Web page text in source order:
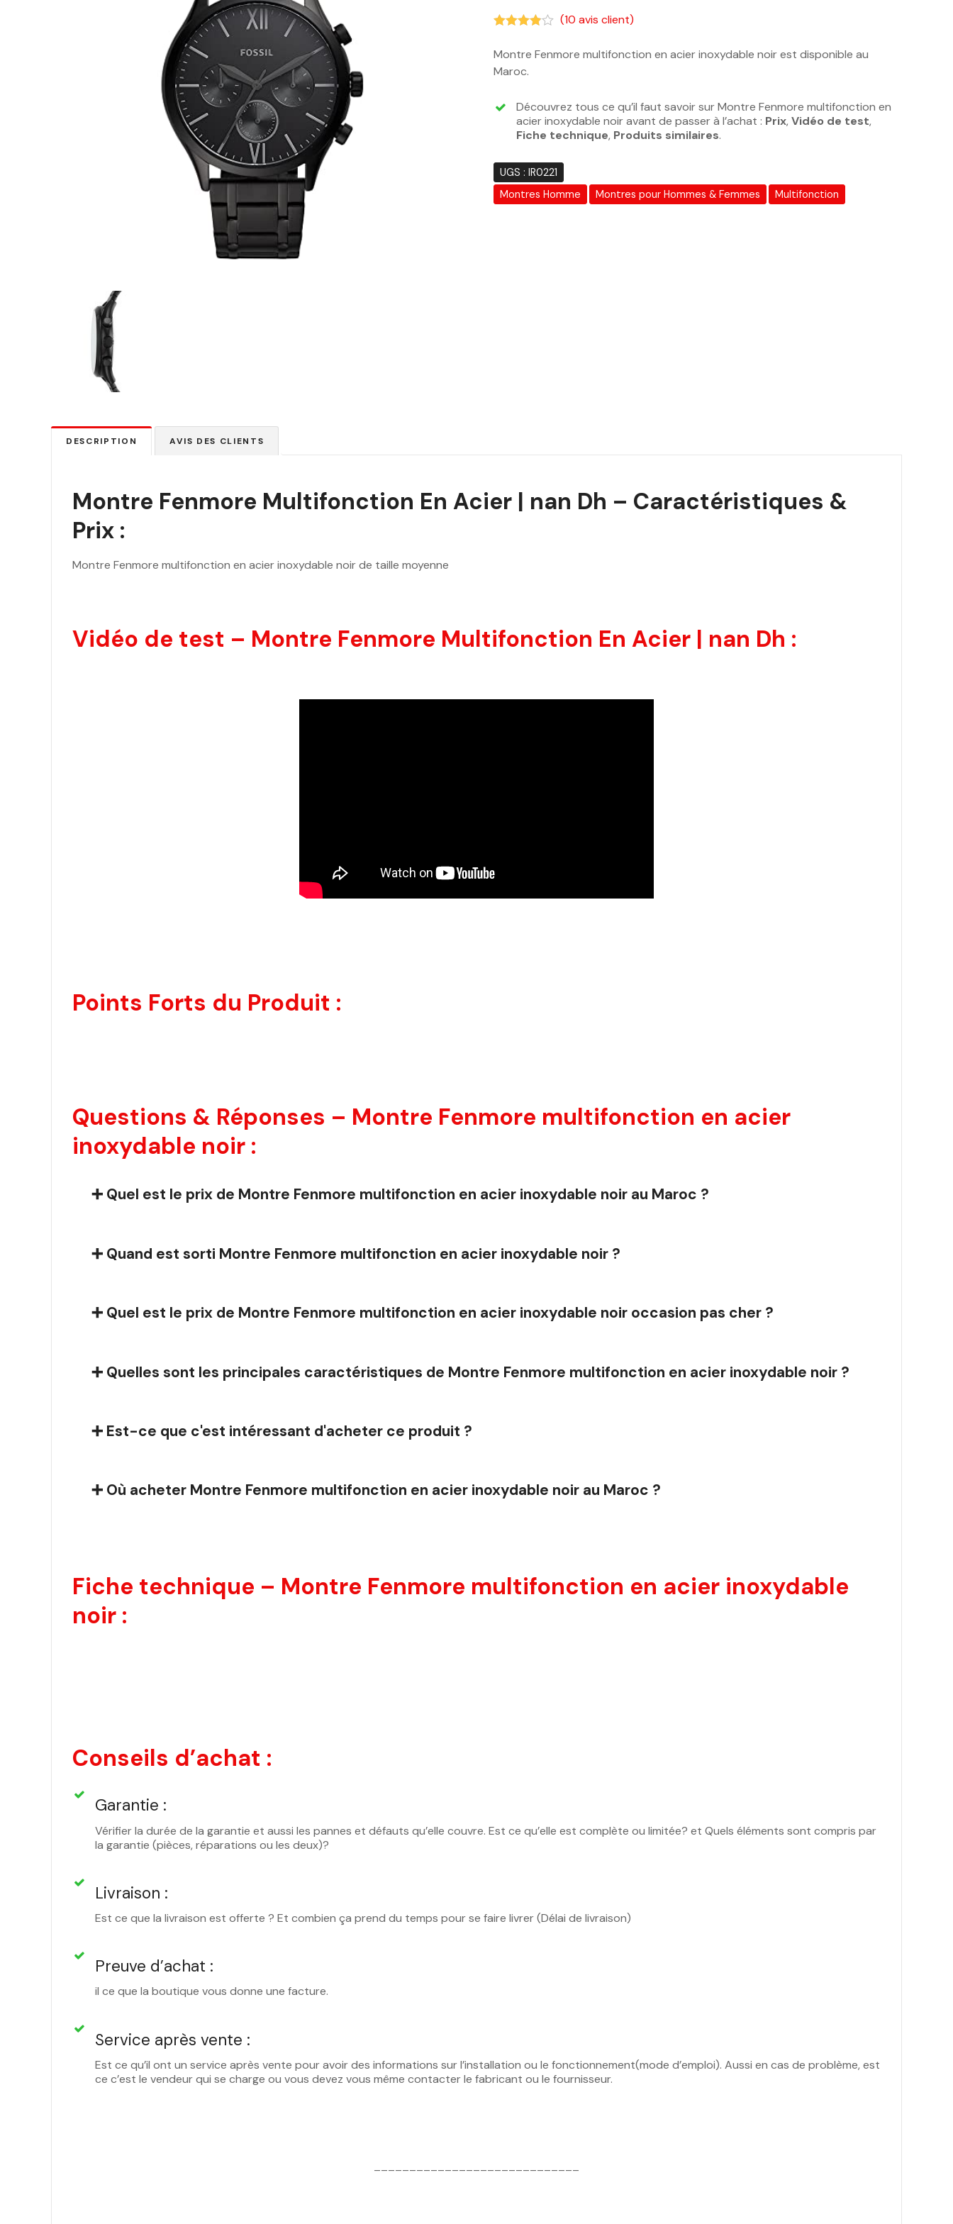
(10 avis client)
Montre Fenmore multifonction en acier inoxydable noir est disponible au
Maroc.
Découvrez tous ce qu’il faut savoir sur Montre Fenmore multifonction en
acier inoxydable noir avant de passer à l’achat : Prix, Vidéo de test,
Fiche technique, Produits similaires.
UGS : IR0221
Montres Homme
Montres pour Hommes & Femmes Multifonction
DESCRIPTION AVIS DES CLIENTS
Montre Fenmore Multifonction En Acier | nan Dh – Caractéristiques &
Prix :
Montre Fenmore multifonction en acier inoxydable noir de taille moyenne
Vidéo de test – Montre Fenmore Multifonction En Acier | nan Dh :
Points Forts du Produit :
Questions & Réponses – Montre Fenmore multifonction en acier
inoxydable noir :
➕ Quel est le prix de Montre Fenmore multifonction en acier inoxydable noir au Maroc ?
➕ Quand est sorti Montre Fenmore multifonction en acier inoxydable noir ?
➕ Quel est le prix de Montre Fenmore multifonction en acier inoxydable noir occasion pas cher ?
➕ Quelles sont les principales caractéristiques de Montre Fenmore multifonction en acier inoxydable noir ?
➕ Est-ce que c'est intéressant d'acheter ce produit ?
➕ Où acheter Montre Fenmore multifonction en acier inoxydable noir au Maroc ?
Fiche technique – Montre Fenmore multifonction en acier inoxydable
noir :
Conseils d’achat :
Garantie :
Vérifier la durée de la garantie et aussi les pannes et défauts qu’elle couvre. Est ce qu’elle est complète ou limitée? et Quels éléments sont compris par
la garantie (pièces, réparations ou les deux)?
Livraison :
Est ce que la livraison est offerte ? Et combien ça prend du temps pour se faire livrer (Délai de livraison)
Preuve d’achat :
il ce que la boutique vous donne une facture.
Service après vente :
Est ce qu’il ont un service après vente pour avoir des informations sur l’installation ou le fonctionnement(mode d’emploi). Aussi en cas de problème, est
ce c’est le vendeur qui se charge ou vous devez vous même contacter le fabricant ou le fournisseur.